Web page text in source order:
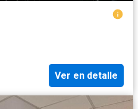
Ver en detalle